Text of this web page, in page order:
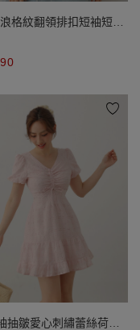
格紋翻領排扣短袖短版
衫
抽皺愛心刺繡蕾絲荷葉